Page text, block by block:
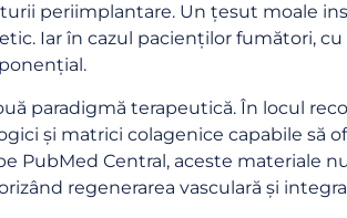
periimplantare. Un țesut moale
Iar în cazul pacienților fumători,
paradigmă terapeutică. În locul
și matrici colagenice capabile să
PubMed Central, aceste materiale
regenerarea vasculară și